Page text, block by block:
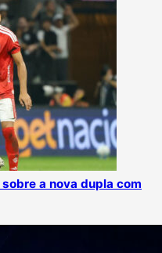
a nova dupla com